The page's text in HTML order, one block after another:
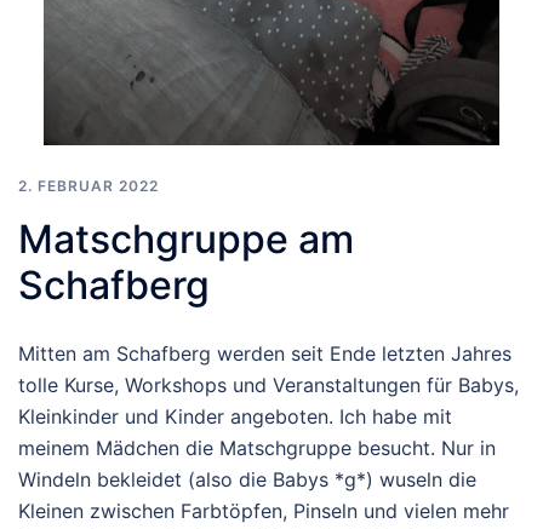
2. FEBRUAR 2022
Matschgruppe am
Schafberg
Mitten am Schafberg werden seit Ende letzten Jahres
tolle Kurse, Workshops und Veranstaltungen für Babys,
Kleinkinder und Kinder angeboten. Ich habe mit
meinem Mädchen die Matschgruppe besucht. Nur in
Windeln bekleidet (also die Babys *g*) wuseln die
Kleinen zwischen Farbtöpfen, Pinseln und vielen mehr